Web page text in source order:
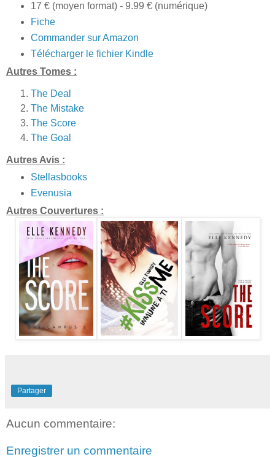
17 € (moyen format) - 9.99 € (numérique)
Fiche
Commander sur Amazon
Télécharger le fichier Kindle
Autres Tomes :
The Deal
The Mistake
The Score
The Goal
Autres Avis :
Stellasbooks
Evenusia
Autres Couvertures :
Partager
Aucun commentaire:
Enregistrer un commentaire